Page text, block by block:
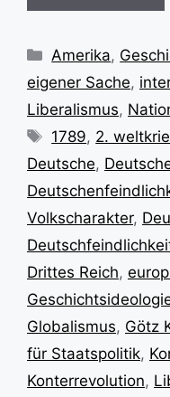
Kategorien
Amerika,
eigener Sache,
Liberalismus,
Schlagwörter
1789, 2.
Deutsche,
Volkscharakter,
Drittes Reich,
Globalismus, Götz
für Staatspolitik,
Konterrevolution,